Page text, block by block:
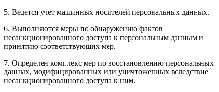
5. Ведется учет машинных носителей персональных данных.
6. Выполняются меры по обнаружению фактов
несанкционированного доступа к персональным данным и
принятию соответствующих мер.
7. Определен комплекс мер по восстановлению персональных
данных, модифицированных или уничтоженных вследствие
несанкционированного доступа к ним.